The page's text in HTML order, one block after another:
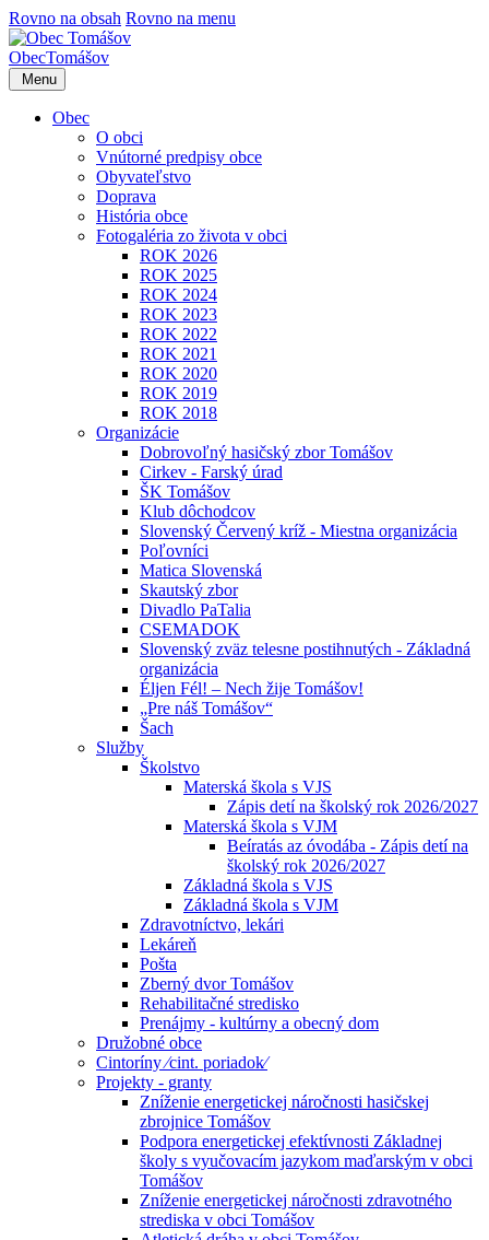
Rovno na obsah Rovno na menu
ObecTomášov
Menu
Obec
O obci
Vnútorné predpisy obce
Obyvateľstvo
Doprava
História obce
Fotogaléria zo života v obci
ROK 2026
ROK 2025
ROK 2024
ROK 2023
ROK 2022
ROK 2021
ROK 2020
ROK 2019
ROK 2018
Organizácie
Dobrovoľný hasičský zbor Tomášov
Cirkev - Farský úrad
ŠK Tomášov
Klub dôchodcov
Slovenský Červený kríž - Miestna organizácia
Poľovníci
Matica Slovenská
Skautský zbor
Divadlo PaTalia
CSEMADOK
Slovenský zväz telesne postihnutých - Základná
organizácia
Éljen Fél! – Nech žije Tomášov!
„Pre náš Tomášov“
Šach
Služby
Školstvo
Materská škola s VJS
Zápis detí na školský rok 2026/2027
Materská škola s VJM
Beíratás az óvodába - Zápis detí na
školský rok 2026/2027
Základná škola s VJS
Základná škola s VJM
Zdravotníctvo, lekári
Lekáreň
Pošta
Zberný dvor Tomášov
Rehabilitačné stredisko
Prenájmy - kultúrny a obecný dom
Družobné obce
Cintoríny ⁄cint. poriadok⁄
Projekty - granty
Zníženie energetickej náročnosti hasičskej
zbrojnice Tomášov
Podpora energetickej efektívnosti Základnej
školy s vyučovacím jazykom maďarským v obci
Tomášov
Zníženie energetickej náročnosti zdravotného
strediska v obci Tomášov